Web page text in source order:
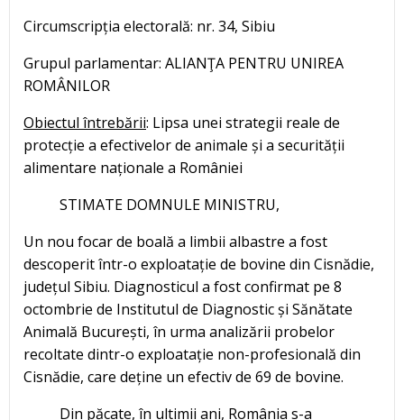
Circumscripția electorală: nr. 34, Sibiu
Grupul parlamentar: ALIANŢA PENTRU UNIREA
ROMÂNILOR
Obiectul întrebării: Lipsa unei strategii reale de
protecție a efectivelor de animale și a securității
alimentare naționale a României
STIMATE DOMNULE MINISTRU,
Un nou focar de boală a limbii albastre a fost
descoperit într-o exploatație de bovine din Cisnădie,
județul Sibiu. Diagnosticul a fost confirmat pe 8
octombrie de Institutul de Diagnostic și Sănătate
Animală București, în urma analizării probelor
recoltate dintr-o exploatație non-profesională din
Cisnădie, care deține un efectiv de 69 de bovine.
Din păcate, în ultimii ani, România s-a